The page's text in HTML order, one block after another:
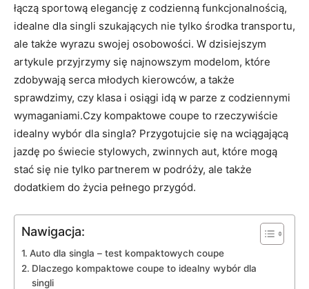
łączą sportową elegancję z codzienną funkcjonalnością,
idealne dla singli szukających nie tylko środka transportu,
ale także wyrazu swojej osobowości. W‍ dzisiejszym
artykule ⁢przyjrzymy się najnowszym⁤ modelom, które
zdobywają serca młodych kierowców, ​a ⁢także
sprawdzimy, czy klasa i osiągi idą w parze z codziennymi
wymaganiami.Czy ‌kompaktowe coupe to rzeczywiście
idealny ‌wybór dla singla? Przygotujcie się na wciągającą
jazdę po świecie stylowych, zwinnych aut, które mogą
stać się nie tylko partnerem w podróży, ale także
dodatkiem do ‍życia pełnego przygód.
Nawigacja:
Auto dla singla – test kompaktowych coupe
Dlaczego kompaktowe coupe to idealny wybór dla
singli